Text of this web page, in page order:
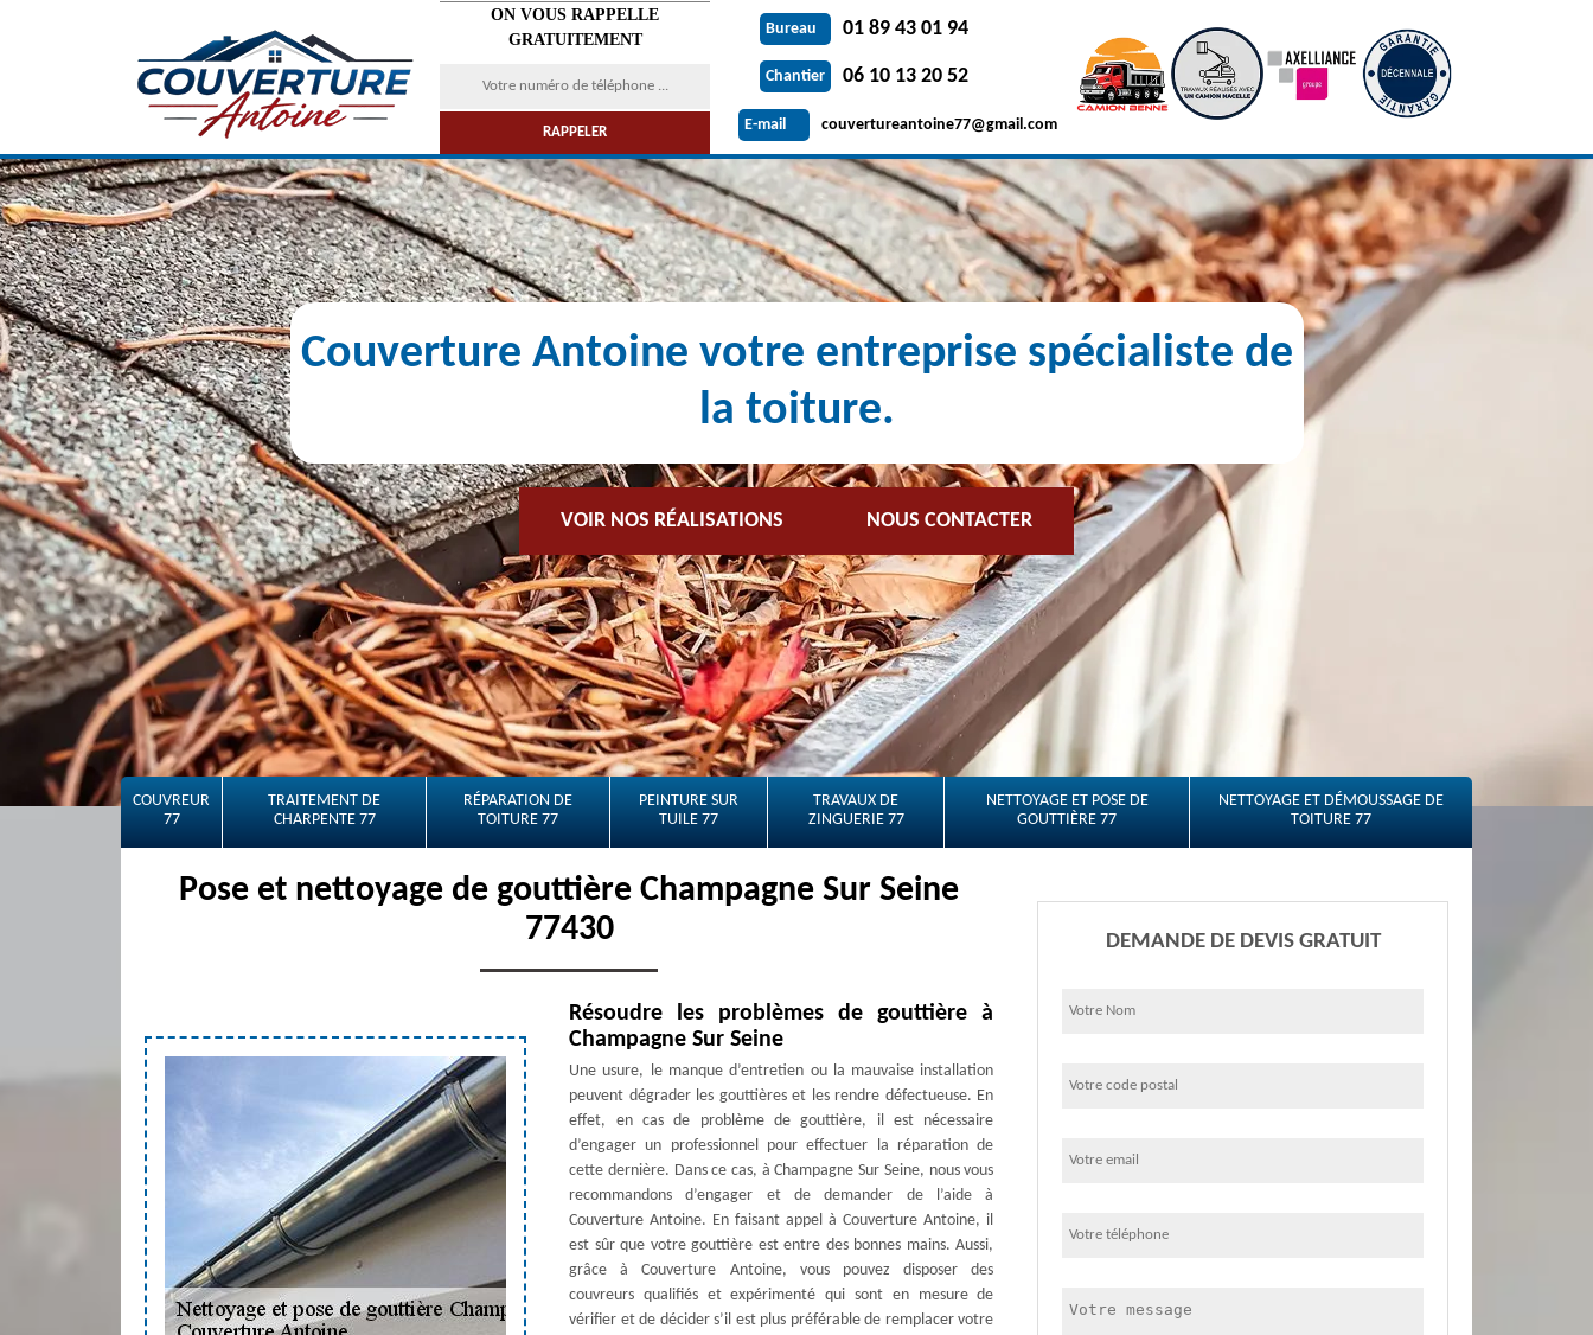
ON VOUS RAPPELLE
GRATUITEMENT
Bureau 01 89 43 01 94
Chantier 06 10 13 20 52
E-mail couvertureantoine77@gmail.com
Couverture Antoine votre entreprise spécialiste de
la toiture.
VOIR NOS RÉALISATIONS NOUS CONTACTER
COUVREUR
77
TRAITEMENT DE
CHARPENTE 77
RÉPARATION DE
TOITURE 77
PEINTURE SUR
TUILE 77
TRAVAUX DE
ZINGUERIE 77
NETTOYAGE ET POSE DE
GOUTTIÈRE 77
NETTOYAGE ET DÉMOUSSAGE DE
TOITURE 77
Pose et nettoyage de gouttière Champagne Sur Seine
77430
Résoudre les problèmes de gouttière à
Champagne Sur Seine
Une usure, le manque d’entretien ou la mauvaise installation
peuvent dégrader les gouttières et les rendre défectueuse. En
effet, en cas de problème de gouttière, il est nécessaire
d’engager un professionnel pour effectuer la réparation de
cette dernière. Dans ce cas, à Champagne Sur Seine, nous vous
recommandons d’engager et de demander de l’aide à
Couverture Antoine. En faisant appel à Couverture Antoine, il
est sûr que votre gouttière est entre des bonnes mains. Aussi,
grâce à Couverture Antoine, vous pouvez disposer des
couvreurs qualifiés et expérimenté qui sont en mesure de
vérifier et de décider s’il est plus préférable de remplacer votre
DEMANDE DE DEVIS GRATUIT